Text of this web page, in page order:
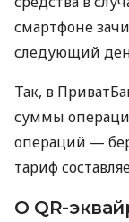
смартфоне
следующий
Так, в
суммы
операций —
тариф
О QR-